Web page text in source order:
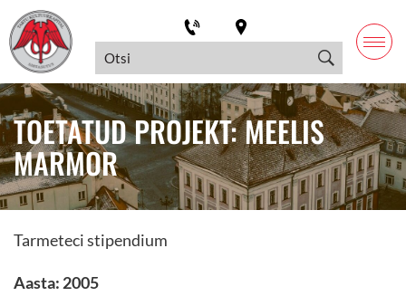
TOETATUD PROJEKT: MEELIS
MARMOR
Tarmeteci stipendium
Aasta: 2005